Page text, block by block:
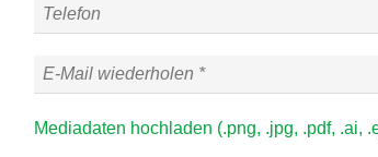
Mediadaten hochladen (.png, .jpg, .pdf, .ai,